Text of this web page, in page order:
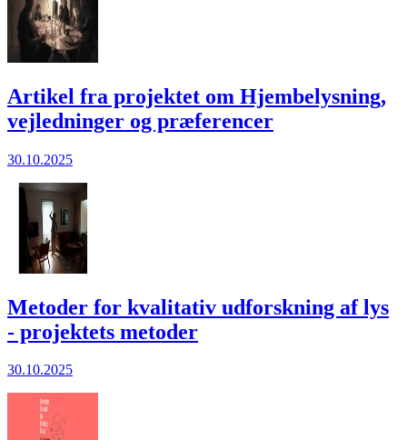
Artikel fra projektet om Hjembelysning,
vejledninger og præferencer
30.10.2025
Metoder for kvalitativ udforskning af lys
- projektets metoder
30.10.2025